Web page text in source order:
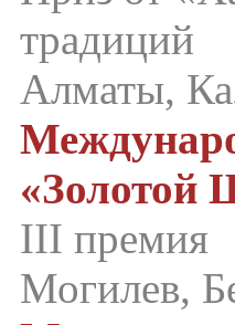
традиций
Алматы,
«Золотой
III премия
Могилев,